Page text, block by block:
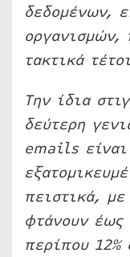
δεδομένων,
οργανισμών,
τακτικά
Την ίδια
δεύτερη
emails
πειστικά,
φτάνουν έως
περίπου